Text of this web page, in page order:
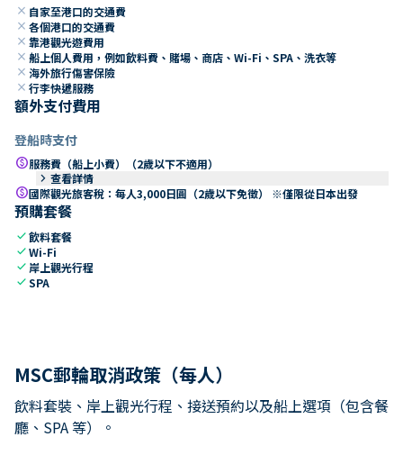
close 自家至港口的交通費
close 各個港口的交通費
close 靠港觀光遊費用
close 船上個人費用，例如飲料費、賭場、商店、Wi-Fi、SPA、洗衣等
close 海外旅行傷害保險
close 行李快遞服務
額外支付費用
登船時支付
paid服務費（船上小費）（2歲以下不適用）
keyboard_arrow_right 查看詳情
paid國際觀光旅客稅：每人3,000日圓（2歲以下免徵） ※僅限從日本出發
預購套餐
check飲料套餐
checkWi-Fi
check 岸上觀光行程
checkSPA
MSC郵輪取消政策（每人）
飲料套裝、岸上觀光行程、接送預約以及船上選項（包含餐
廳、SPA 等）。